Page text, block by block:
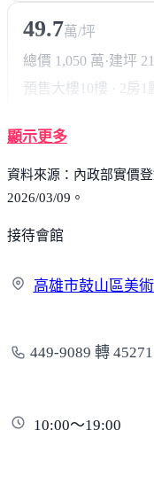
49.7萬/坪
總價 1,050 萬 ·建坪
預售大樓 10樓 · 2房1
顯示更多
資料來源：內政部實價
2026/03/09。
接待會館
高雄市鼓山區美
449-9089 轉 45271
10:00～19:00